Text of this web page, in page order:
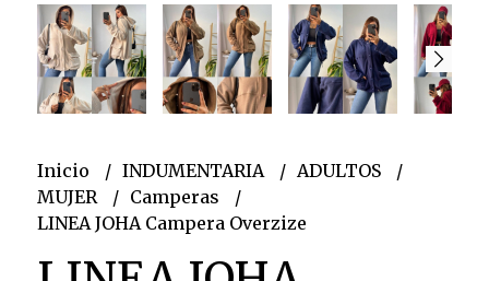
Inicio INDUMENTARIA
ADULTOS
MUJER
Camperas
LINEA JOHA Campera Overzize